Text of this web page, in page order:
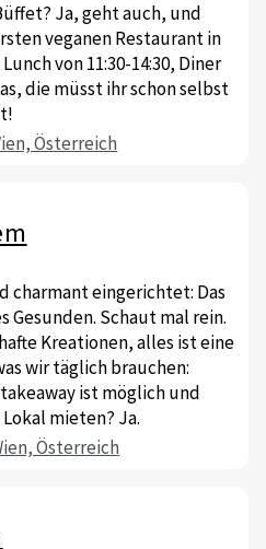
Ja, geht auch, und
veganen Restaurant in
von 11:30-14:30, Diner
die müsst ihr schon selbst
Österreich
charmant eingerichtet: Das
Schaut mal rein.
Kreationen, alles ist eine
wir täglich brauchen:
ist möglich und
mieten? Ja.
Österreich